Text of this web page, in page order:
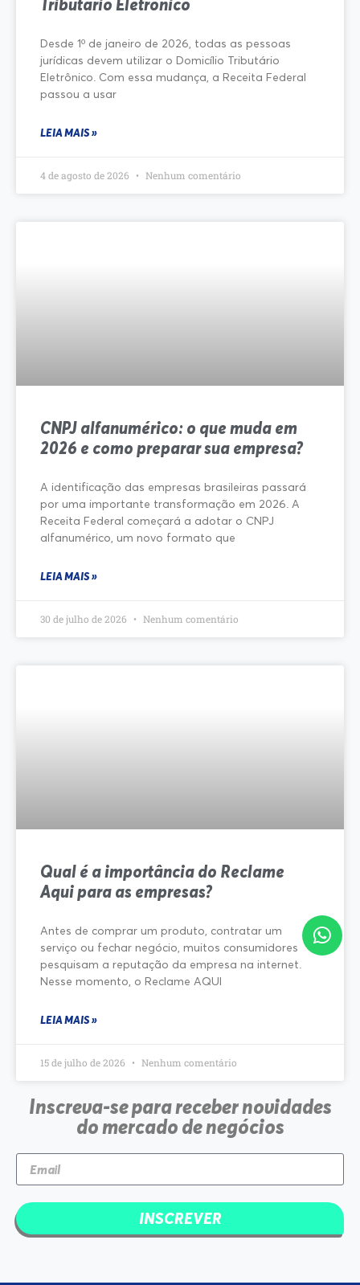
Tributário Eletrônico
Desde 1º de janeiro de 2026, todas as pessoas
jurídicas devem utilizar o Domicílio Tributário
Eletrônico. Com essa mudança, a Receita Federal
passou a usar
LEIA MAIS »
4 de agosto de 2026 Nenhum comentário
CNPJ alfanumérico: o que muda em
2026 e como preparar sua empresa?
A identificação das empresas brasileiras passará
por uma importante transformação em 2026. A
Receita Federal começará a adotar o CNPJ
alfanumérico, um novo formato que
LEIA MAIS »
30 de julho de 2026 Nenhum comentário
Qual é a importância do Reclame
Aqui para as empresas?
Antes de comprar um produto, contratar um
serviço ou fechar negócio, muitos consumidores
pesquisam a reputação da empresa na internet.
Nesse momento, o Reclame AQUI
LEIA MAIS »
15 de julho de 2026 Nenhum comentário
Inscreva-se para receber novidades
do mercado de negócios
INSCREVER